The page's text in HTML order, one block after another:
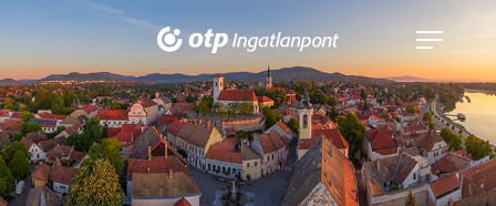
Navigáció
kinyitása